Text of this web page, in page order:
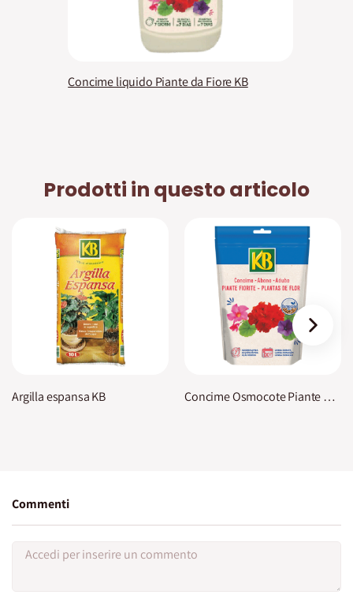
Concime liquido Piante da Fiore KB
Prodotti in questo articolo
Argilla espansa KB Concime Osmocote Piante Fiorite KB
›
Commenti